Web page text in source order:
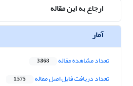
ارجاع به این مقاله
آمار
تعداد مشاهده مقاله 3,868
تعداد دریافت فایل اصل مقاله 1,575